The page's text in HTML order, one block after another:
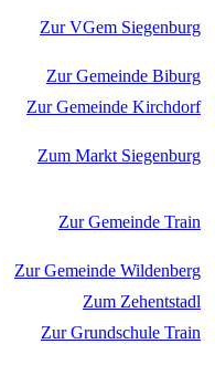
Zur VGem Siegenburg
Zur Gemeinde Biburg
Zur Gemeinde Kirchdorf
Zum Markt Siegenburg
Zur Gemeinde Train
Zur Gemeinde Wildenberg
Zum Zehentstadl
Zur Grundschule Train